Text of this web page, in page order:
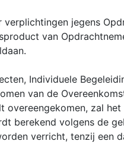
jegens
van
Individuele
van de
overeengekomen, zal
berekend volgens de
verricht, tenzij een